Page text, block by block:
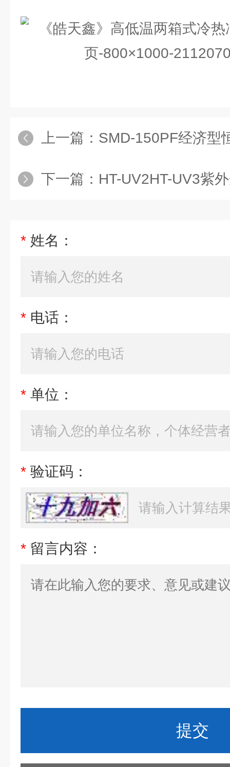
上一篇： SMD-150PF经济型恒温恒湿
下一篇： HT-UV2HT-UV3紫外光
* 姓名：
* 电话：
* 单位：
* 验证码：
* 留言内容：